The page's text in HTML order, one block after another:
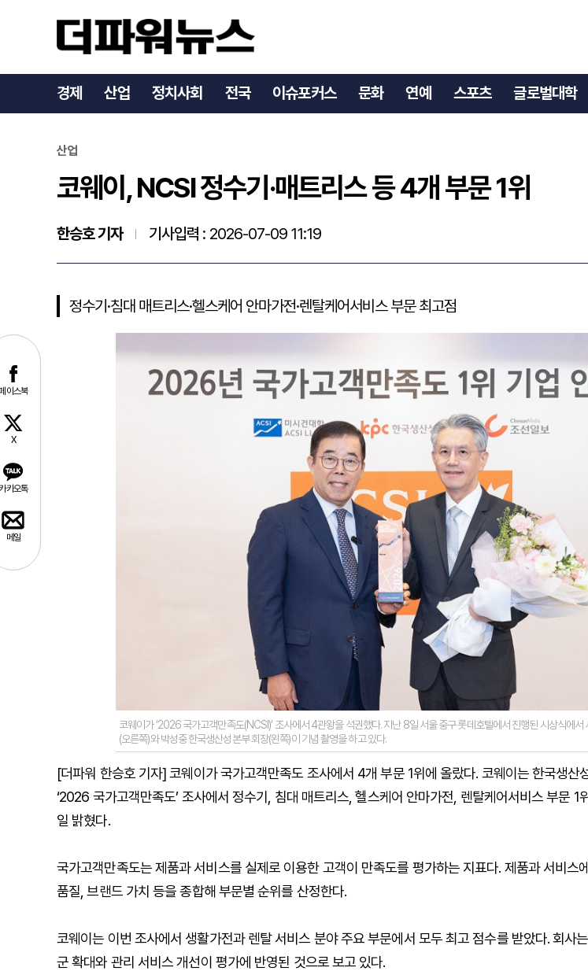
경제 산업 정치사회 전국 이슈포커스 문화 연예 스포츠 글로벌대학
코웨이, NCSI 정수기·매트리스 등 4개 부문 1위
이스북
X
카오톡
메일
산업
코웨이, NCSI 정수기·매트리스 등 4개 부문 1위
한승호 기자 기사입력 : 2026-07-09 11:19
정수기·침대 매트리스·헬스케어 안마가전·렌탈케어서비스 부문 최고점
코웨이가 ‘2026 국가고객만족도(NCSI)’ 조사에서 4관왕을 석권했다. 지난 8일 서울 중구 롯데호텔에서 진행된 시상식에서
(오른쪽)와 박성중 한국생산성본부 회장(왼쪽)이 기념 촬영을 하고 있다.
[더파워 한승호 기자] 코웨이가 국가고객만족도 조사에서 4개 부문 1위에 올랐다. 코웨이는 한국생산
‘2026 국가고객만족도’ 조사에서 정수기, 침대 매트리스, 헬스케어 안마가전, 렌탈케어서비스 부문 1
일 밝혔다.
국가고객만족도는 제품과 서비스를 실제로 이용한 고객이 만족도를 평가하는 지표다. 제품과 서비스
품질, 브랜드 가치 등을 종합해 부문별 순위를 산정한다.
코웨이는 이번 조사에서 생활가전과 렌탈 서비스 분야 주요 부문에서 모두 최고 점수를 받았다. 회사
군 확대와 관리 서비스 개선이 평가에 반영된 것으로 보고 있다.